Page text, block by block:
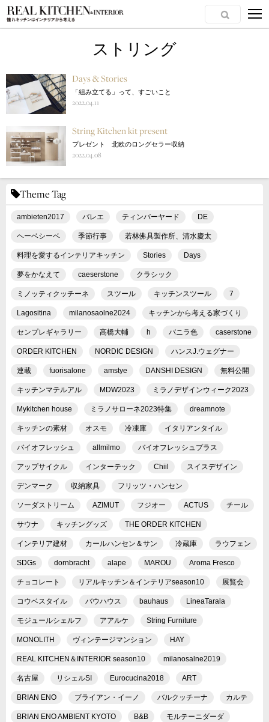
ストリング
Days & Stories
「組み立てる」って、すごいこと
2022.04.11
String Kitchen kit present
プレゼント 北欧のロングセラー収納
2022.04.08
Theme Tag
ambieten2017 バレエ ティンバーヤード DE
ヘーベシーベ 季節行事 若林佛具製作所、清水慶太
料理を愛するインテリアキッチン Stories Days
夢をかなえて caeserstone クラシック
ミノッティクッチーネ スツール キッチンスツール 7
Lagositina milanosaolne2024 キッチンから考える家づくり
センプレギャラリー 高橋大輔 h バニラ色 caserstone
ORDER KITCHEN NORDIC DESIGN ハンスJ.ウェグナー
連載 fuorisalone amstye DANSHI DESIGN 無料公開
キッチンマテルアル MDW2023 ミラノデザインウィーク2023
Mykitchen house ミラノサローネ2023特集 dreamnote
キッチンの素材 オスモ 冷凍庫 イタリアンタイル
バイオフレッシュ allmilmo バイオフレッシュプラス
アップサイクル インターテック Chiil スイスデザイン
デンマーク 収納家具 フリッツ・ハンセン
ソーダストリーム AZIMUT フジオー ACTUS チール
サウナ キッチングッズ THE ORDER KITCHEN
インテリア建材 カールハンセン＆サン 冷蔵庫 ラウフェン
SDGs dornbracht alape MAROU Aroma Fresco
チョコレート リアルキッチン＆インテリアseason10 展覧会
コウベスタイル バウハウス bauhaus LineaTarala
モジュールシェルフ アアルケ String Furniture
MONOLITH ヴィンテージマンション HAY
REAL KITCHEN＆INTERIOR season10 milanosalne2019
名古屋 リシェルSI Eurocucina2018 ART
BRIAN ENO ブライアン・イーノ バルクッチーナ カルテ
BRIAN ENO AMBIENT KYOTO B&B モルテーニダーダ